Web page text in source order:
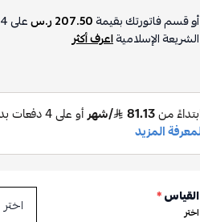
أو قسم فاتورتك بقيمة207.50 ر.س على4
الشريعة الإسلاميةاعرف أكثر
القياس*
اختر